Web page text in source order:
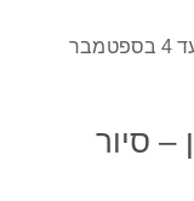
התערוכה התקיימה לראשונה בין 2 במאי עד 4 בספטמבר
– סיור